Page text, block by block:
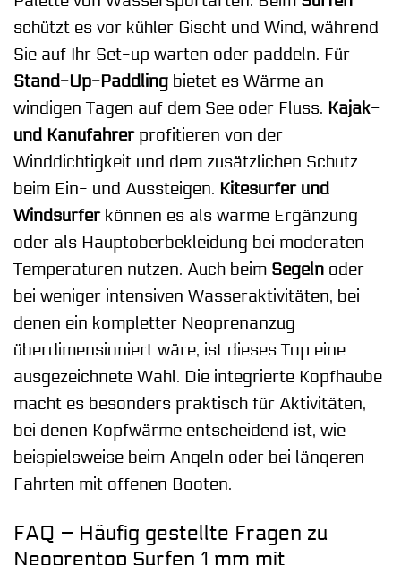
schützt es vor kühler Gischt und Wind, während
Sie auf Ihr Set-up warten oder paddeln. Für
Stand-Up-Paddling bietet es Wärme an
windigen Tagen auf dem See oder Fluss. Kajak-
und Kanufahrerprofitieren von der
Winddichtigkeit und dem zusätzlichen Schutz
beim Ein- und Aussteigen. Kitesurfer und
Windsurferkönnen es als warme Ergänzung
oder als Hauptoberbekleidung bei moderaten
Temperaturen nutzen. Auch beim Segeln oder
bei weniger intensiven Wasseraktivitäten, bei
denen ein kompletter Neoprenanzug
überdimensioniert wäre, ist dieses Top eine
ausgezeichnete Wahl. Die integrierte Kopfhaube
macht es besonders praktisch für Aktivitäten,
bei denen Kopfwärme entscheidend ist, wie
beispielsweise beim Angeln oder bei längeren
Fahrten mit offenen Booten.
FAQ – Häufig gestellte Fragen zu
Neoprentop Surfen 1 mm mit